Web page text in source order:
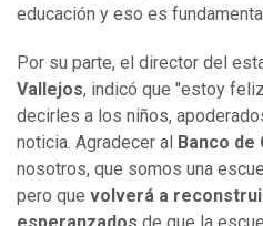
educación y eso es
Por su parte, el director del
Vallejos, indicó que "estoy
decirles a los niños,
noticia. Agradecer al Banco de
nosotros, que somos una
pero que volverá a